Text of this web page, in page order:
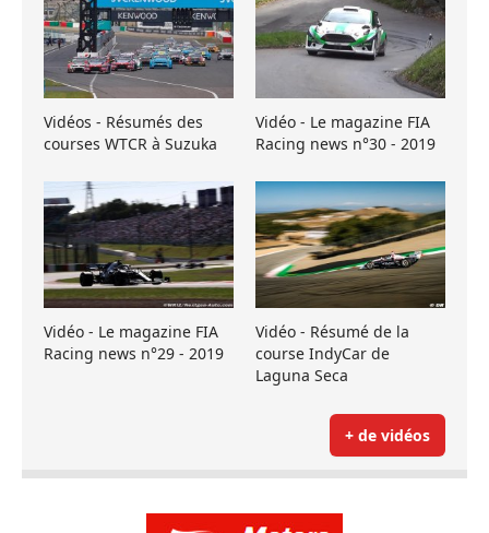
Vidéos - Résumés des
courses WTCR à Suzuka
Vidéo - Le magazine FIA
Racing news n°30 - 2019
Vidéo - Le magazine FIA
Racing news n°29 - 2019
Vidéo - Résumé de la
course IndyCar de
Laguna Seca
+ de vidéos